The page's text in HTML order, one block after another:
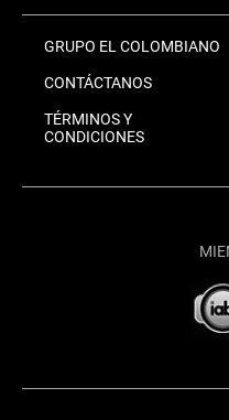
GRUPO EL COLOMBIANO
CONTÁCTANOS
TÉRMINOS Y
CONDICIONES